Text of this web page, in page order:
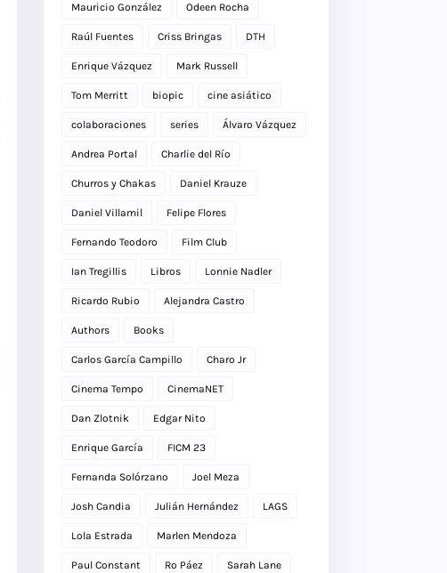
Mauricio González Odeen Rocha
Raúl Fuentes Criss Bringas DTH
Enrique Vázquez Mark Russell
Tom Merritt biopic cine asiático
colaboraciones series Álvaro Vázquez
Andrea Portal Charlie del Río
Churros y Chakas Daniel Krauze
Daniel Villamil Felipe Flores
Fernando Teodoro Film Club
Ian Tregillis Libros Lonnie Nadler
Ricardo Rubio Alejandra Castro
Authors Books
Carlos García Campillo Charo Jr
Cinema Tempo CinemaNET
Dan Zlotnik Edgar Nito
Enrique García FICM 23
Fernanda Solórzano Joel Meza
Josh Candia Julián Hernández LAGS
Lola Estrada Marlen Mendoza
Paul Constant Ro Páez Sarah Lane